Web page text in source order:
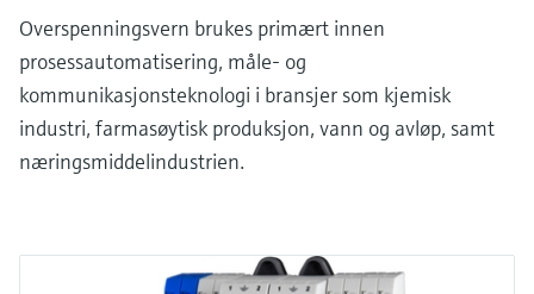
Overspenningsvern brukes primært innen
prosessautomatisering, måle- og
kommunikasjonsteknologi i bransjer som kjemisk
industri, farmasøytisk produksjon, vann og avløp, samt
næringsmiddelindustrien.